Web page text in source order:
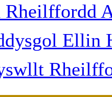
Rheilffordd
Ellin